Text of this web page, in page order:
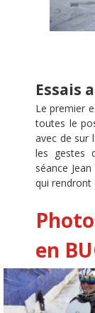
Essais
Le premier
toutes le
avec de sur
les gestes
séance
qui rendront
en